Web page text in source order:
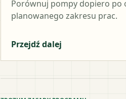
Porównuj pompy dopiero po
planowanego zakresu prac.
Przejdź dalej